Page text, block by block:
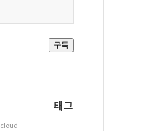
우편
주소
구독
태그
cloud